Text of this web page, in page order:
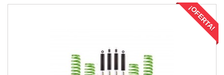
¡OFERTA!